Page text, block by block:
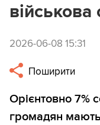
2026-06-08 15:31
Поширити
Орієнтовно 7%
громадян